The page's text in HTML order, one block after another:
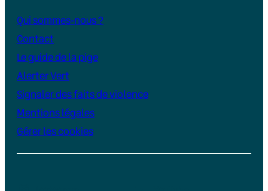
Qui sommes-nous ?
Contact
Le guide de la pige
Alerter Vert
Signaler des faits de violence
Mentions légales
Gérer les cookies